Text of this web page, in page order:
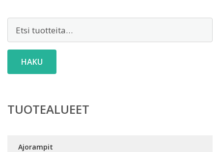
HAKU
TUOTEALUEET
Ajorampit